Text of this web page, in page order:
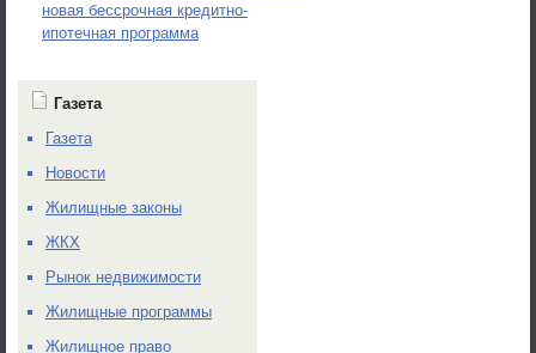
новая бессрочная кредитно-
ипотечная программа
Газета
Газета
Новости
Жилищные законы
ЖКХ
Рынок недвижимости
Жилищные программы
Жилищное право